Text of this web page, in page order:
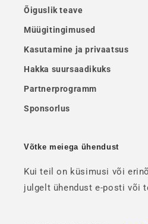
Õiguslik teave
Müügitingimused
Kasutamine ja privaatsus
Hakka suursaadikuks
Partnerprogramm
Sponsorlus
Võtke meiega ühendust
Kui teil on küsimusi või
julgelt ühendust e-posti või